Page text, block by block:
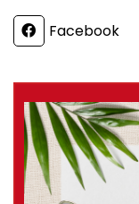
PartagerFacebook